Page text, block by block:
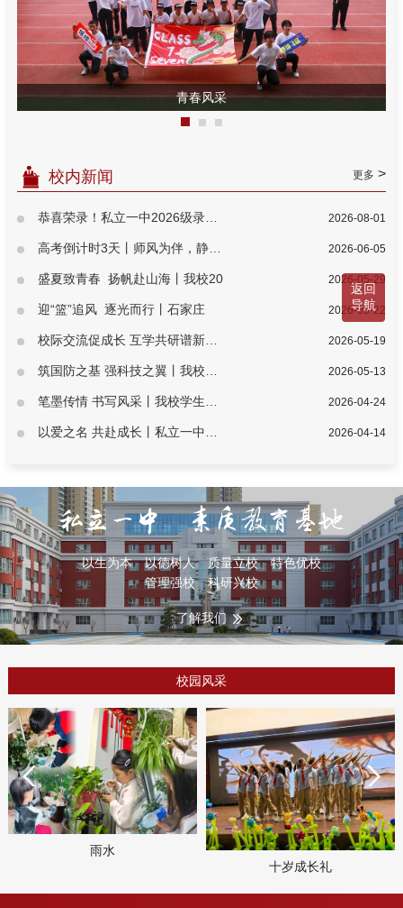
返回
导航
青春风采
校内新闻 更多 >
恭喜荣录！私立一中2026级录取通知 2026-08-01
高考倒计时3天丨师风为伴，静待荣 2026-06-05
盛夏致青春 扬帆赴山海丨我校20 2026-05-29
迎“篮”追风 逐光而行丨石家庄 2026-05-22
校际交流促成长 互学共研谱新篇丨 2026-05-19
筑国防之基 强科技之翼丨我校国防 2026-05-13
笔墨传情 书写风采丨我校学生书法 2026-04-24
以爱之名 共赴成长丨私立一中圆满 2026-04-14
以生为本 以德树人 质量立校 特色优校
管理强校 科研兴校
了解我们
校园风采
雨水
十岁成长礼